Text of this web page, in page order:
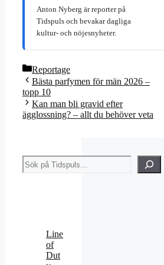
Anton Nyberg är reporter på
Tidspuls och bevakar dagliga
kultur- och nöjesnyheter.
Kategorier
Reportage
Bästa parfymen för män 2026 –
topp 10
Kan man bli gravid efter
ägglossning? – allt du behöver veta
Sök
Line
of
Dut